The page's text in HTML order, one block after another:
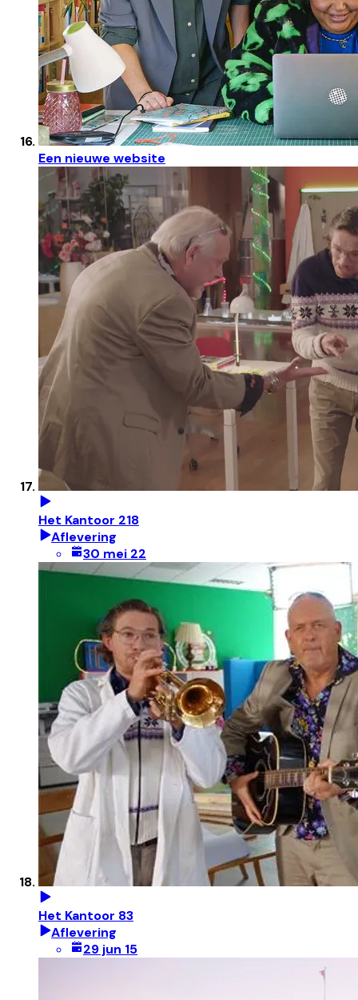
Een nieuwe website
Het Kantoor 218
Aflevering
30 mei 22
Het Kantoor 83
Aflevering
29 jun 15